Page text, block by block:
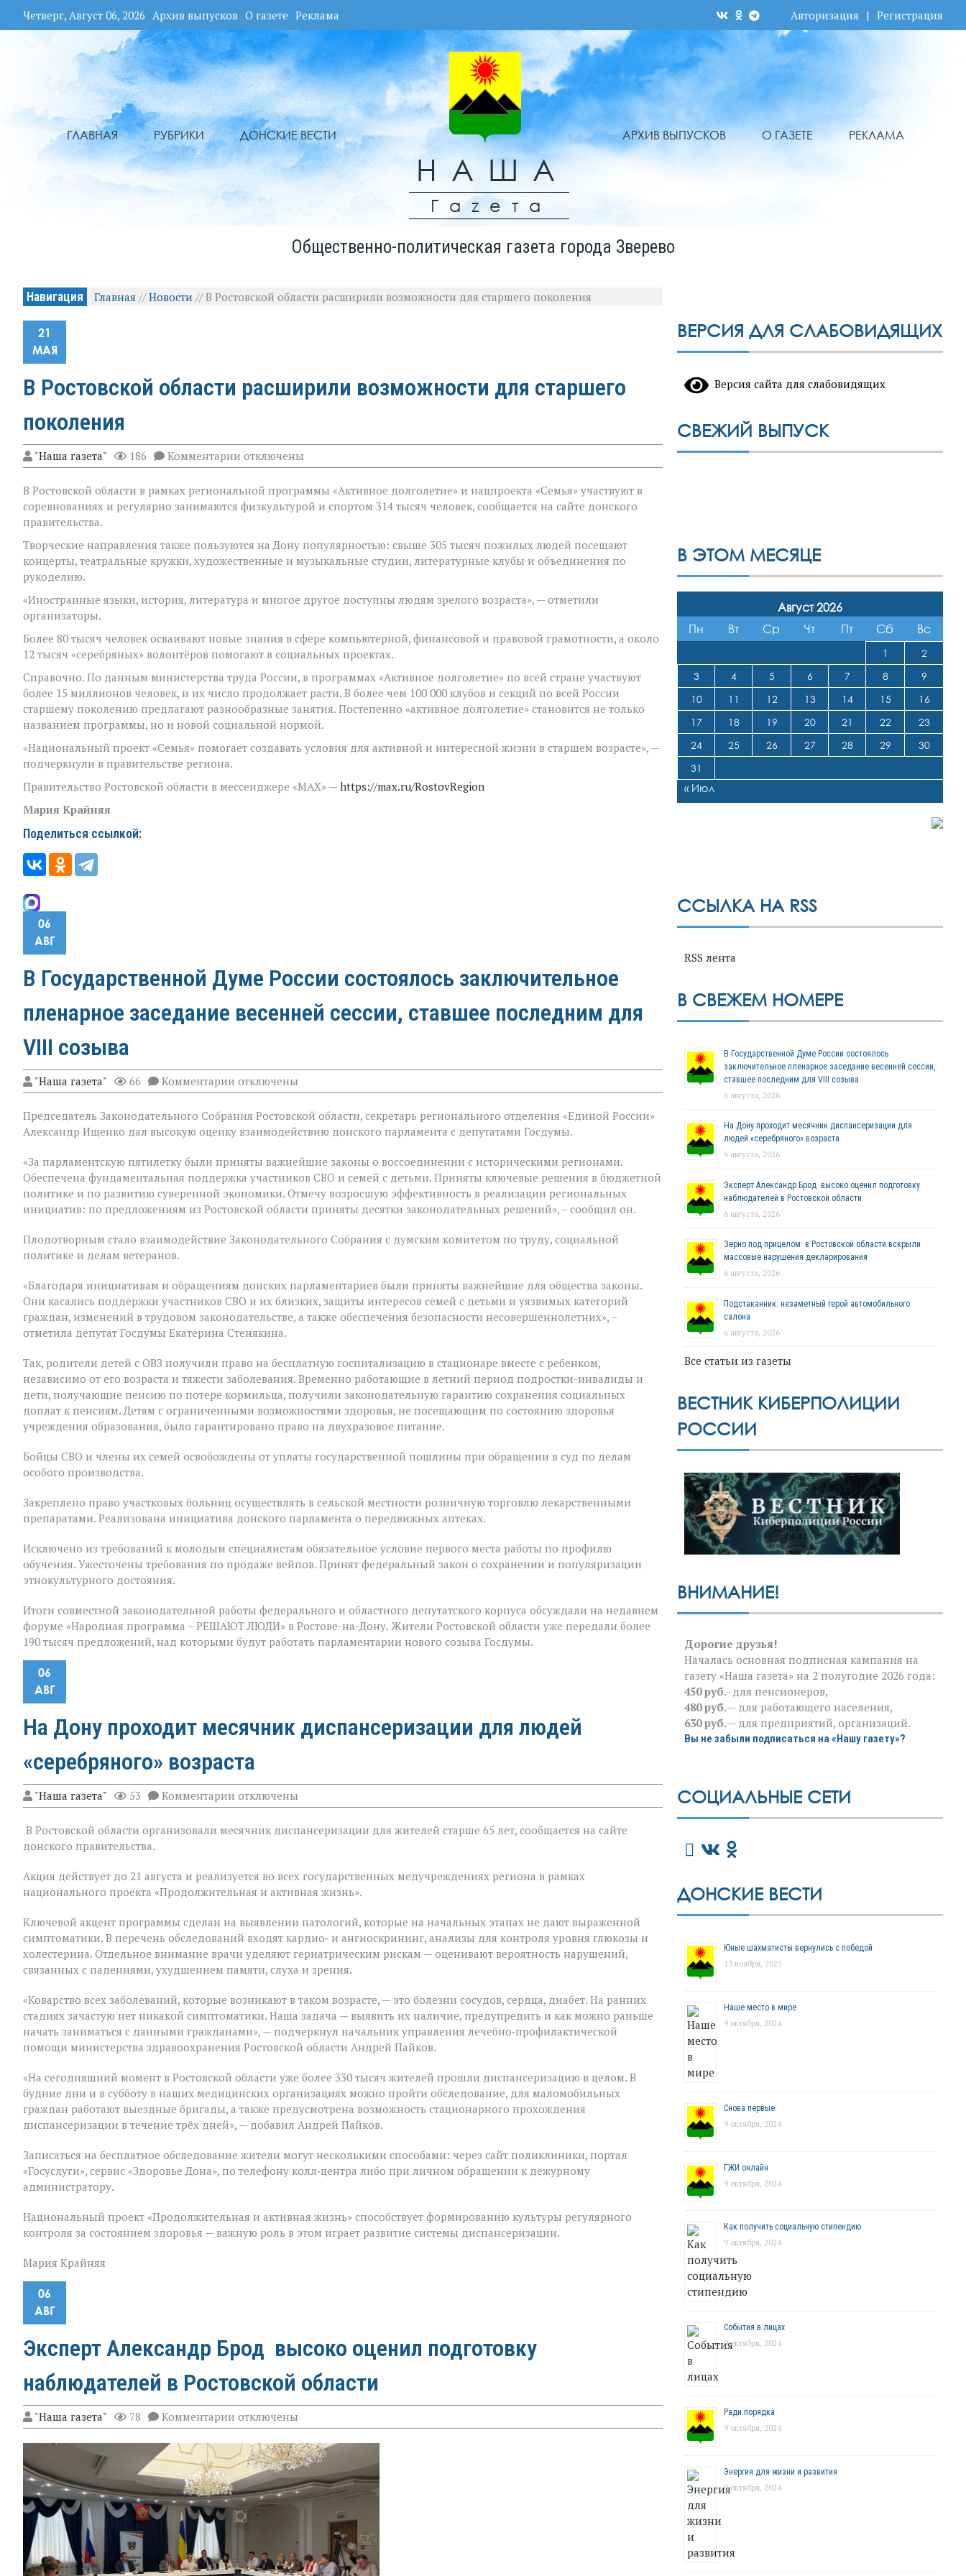
Четверг, Август 06, 2026 Архив выпусков О газете Реклама Авторизация | Регистрация
ГЛАВНАЯ РУБРИКИ ДОНСКИЕ ВЕСТИ
НАША
Гаzета
АРХИВ ВЫПУСКОВ О ГАЗЕТЕ РЕКЛАМА
Общественно-политическая газета города Зверево
Навигация Главная //Новости //В Ростовской области расширили возможности для старшего поколения
21
МАЯ
В Ростовской области расширили возможности для старшего
поколения
"Наша газета" 186 Комментарии к
записи
Ростовской
области
расширили
для
старшего
поколения
отключены
В Ростовской области в рамках региональной программы «Активное долголетие» и нацпроекта «Семья» участвуют в
соревнованиях и регулярно занимаются физкультурой и спортом 314 тысяч человек, сообщается на сайте донского
правительства.
Творческие направления также пользуются на Дону популярностью: свыше 305 тысяч пожилых людей посещают
концерты, театральные кружки, художественные и музыкальные студии, литературные клубы и объединения по
рукоделию.
«Иностранные языки, история, литература и многое другое доступны людям зрелого возраста», — отметили
организаторы.
Более 80 тысяч человек осваивают новые знания в сфере компьютерной, финансовой и правовой грамотности, а около
12 тысяч «серебряных» волонтёров помогают в социальных проектах.
Справочно. По данным министерства труда России, в программах «Активное долголетие» по всей стране участвуют
более 15 миллионов человек, и их число продолжает расти. В более чем 100 000 клубов и секций по всей России
старшему поколению предлагают разнообразные занятия. Постепенно «активное долголетие» становится не только
названием программы, но и новой социальной нормой.
«Национальный проект «Семья» помогает создавать условия для активной и интересной жизни в старшем возрасте», —
подчеркнули в правительстве региона.
Правительство Ростовской области в мессенджере «MAX» — https://max.ru/RostovRegion
Мария Крайняя
Поделиться ссылкой:
06
АВГ
В Государственной Думе России состоялось заключительное
пленарное заседание весенней сессии, ставшее последним для
VIII созыва
"Наша газета" 66 Комментарии к
записи
Государственной
Думе
заключительное
пленарное
заседание
весенней
сессии,
последним
отключены
Председатель Законодательного Собрания Ростовской области, секретарь регионального отделения «Единой России»
Александр Ищенко дал высокую оценку взаимодействию донского парламента с депутатами Госдумы.
«За парламентскую пятилетку были приняты важнейшие законы о воссоединении с историческими регионами.
Обеспечена фундаментальная поддержка участников СВО и семей с детьми. Приняты ключевые решения в бюджетной
политике и по развитию суверенной экономики. Отмечу возросшую эффективность в реализации региональных
инициатив: по предложениям из Ростовской области приняты десятки законодательных решений», – сообщил он.
Плодотворным стало взаимодействие Законодательного Собрания с думским комитетом по труду, социальной
политике и делам ветеранов.
«Благодаря инициативам и обращениям донских парламентариев были приняты важнейшие для общества законы.
Они касались поддержки участников СВО и их близких, защиты интересов семей с детьми и уязвимых категорий
граждан, изменений в трудовом законодательстве, а также обеспечения безопасности несовершеннолетних», –
отметила депутат Госдумы Екатерина Стенякина.
Так, родители детей с ОВЗ получили право на бесплатную госпитализацию в стационаре вместе с ребенком,
независимо от его возраста и тяжести заболевания. Временно работающие в летний период подростки-инвалиды и
дети, получающие пенсию по потере кормильца, получили законодательную гарантию сохранения социальных
доплат к пенсиям. Детям с ограниченными возможностями здоровья, не посещающим по состоянию здоровья
учреждения образования, было гарантировано право на двухразовое питание.
Бойцы СВО и члены их семей освобождены от уплаты государственной пошлины при обращении в суд по делам
особого производства.
Закреплено право участковых больниц осуществлять в сельской местности розничную торговлю лекарственными
препаратами. Реализована инициатива донского парламента о передвижных аптеках.
Исключено из требований к молодым специалистам обязательное условие первого места работы по профилю
обучения. Ужесточены требования по продаже вейпов. Принят федеральный закон о сохранении и популяризации
этнокультурного достояния.
Итоги совместной законодательной работы федерального и областного депутатского корпуса обсуждали на недавнем
форуме «Народная программа – РЕШАЮТ ЛЮДИ» в Ростове-на-Дону. Жители Ростовской области уже передали более
190 тысяч предложений, над которыми будут работать парламентарии нового созыва Госдумы.
06
АВГ
На Дону проходит месячник диспансеризации для людей
«серебряного» возраста
"Наша газета" 53 Комментарии к
записи
Дону
для
людей
возраста
отключены
В Ростовской области организовали месячник диспансеризации для жителей старше 65 лет, сообщается на сайте
донского правительства.
Акция действует до 21 августа и реализуется во всех государственных медучреждениях региона в рамках
национального проекта «Продолжительная и активная жизнь».
Ключевой акцент программы сделан на выявлении патологий, которые на начальных этапах не дают выраженной
симптоматики. В перечень обследований входят кардио‑ и ангиоскрининг, анализы для контроля уровня глюкозы и
холестерина. Отдельное внимание врачи уделяют гериатрическим рискам — оценивают вероятность нарушений,
связанных с падениями, ухудшением памяти, слуха и зрения.
«Коварство всех заболеваний, которые возникают в таком возрасте, — это болезни сосудов, сердца, диабет. На ранних
стадиях зачастую нет никакой симптоматики. Наша задача — выявить их наличие, предупредить и как можно раньше
начать заниматься с данными гражданами», — подчеркнул начальник управления лечебно‑профилактической
помощи министерства здравоохранения Ростовской области Андрей Пайков.
«На сегодняшний момент в Ростовской области уже более 330 тысяч жителей прошли диспансеризацию в целом. В
будние дни и в субботу в наших медицинских организациях можно пройти обследование, для маломобильных
граждан работают выездные бригады, а также предусмотрена возможность стационарного прохождения
диспансеризации в течение трёх дней», — добавил Андрей Пайков.
Записаться на бесплатное обследование жители могут несколькими способами: через сайт поликлиники, портал
«Госуслуги», сервис «Здоровье Дона», по телефону колл‑центра либо при личном обращении к дежурному
администратору.
Национальный проект «Продолжительная и активная жизнь» способствует формированию культуры регулярного
контроля за состоянием здоровья — важную роль в этом играет развитие системы диспансеризации.
Мария Крайняя
06
АВГ
Эксперт Александр Брод высоко оценил подготовку
наблюдателей в Ростовской области
"Наша газета" 78 Комментарии к
записи
Эксперт
Александр
Брод
высоко
оценил
подготовку
наблюдателей
в
области
отключены
ВЕРСИЯ ДЛЯ СЛАБОВИДЯЩИХ
Версия сайта для слабовидящих
СВЕЖИЙ ВЫПУСК
В ЭТОМ МЕСЯЦЕ
Август 2026
Пн
Вт Ср Чт Пт Сб Вс
1
2
3
4 5 6 7 8
9
10
11 12 13 14 15
16
17
18 19 20 21 22
23
24
25 26 27 28 29
30
31
« Июл
ССЫЛКА НА RSS
RSS лента
В СВЕЖЕМ НОМЕРЕ
В Государственной Думе России состоялось
заключительное пленарное заседание весенней сессии,
ставшее последним для VIII созыва
6 августа, 2026
На Дону проходит месячник диспансеризации для
людей «серебряного» возраста
6 августа, 2026
Эксперт Александр Брод высоко оценил подготовку
наблюдателей в Ростовской области
6 августа, 2026
Зерно под прицелом: в Ростовской области вскрыли
массовые нарушения декларирования
6 августа, 2026
Подстаканник: незаметный герой автомобильного
салона
6 августа, 2026
Все статьи из газеты
ВЕСТНИК КИБЕРПОЛИЦИИ
РОССИИ
ВНИМАНИЕ!
Дорогие друзья!
Началась основная подписная кампания на
газету «Наша газета» на 2 полугодие 2026 года:
450 руб.- для пенсионеров,
480 руб.— для работающего населения,
630 руб.— для предприятий, организаций.
Вы не забыли подписаться на «Нашу газету»?
СОЦИАЛЬНЫЕ СЕТИ
ДОНСКИЕ ВЕСТИ
Юные шахматисты вернулись с победой
13 ноября, 2025
Наше место в мире
9 октября, 2024
Снова первые
9 октября, 2024
ГЖИ онлайн
9 октября, 2024
Как получить социальную стипендию
9 октября, 2024
События в лицах
9 октября, 2024
Ради порядка
9 октября, 2024
Энергия для жизни и развития
9 октября, 2024